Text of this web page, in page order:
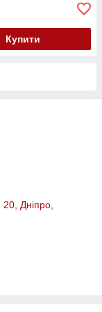
Купити
Дніпро,